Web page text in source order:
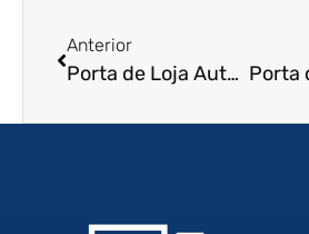
Anterior
Porta de Loja Automatica em Sao Jose do Rio Pardo – SP